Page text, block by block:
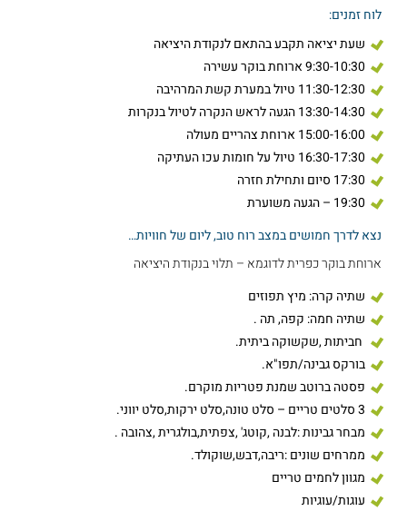
לוח זמנים:
שעת יציאה תקבע בהתאם לנקודת היציאה
9:30-10:30 ארוחת בוקר עשירה
11:30-12:30 טיול במערת קשת המרהיבה
13:30-14:30 הגעה לראש הנקרה לטיול בנקרות
15:00-16:00 ארוחת צהריים מעולה
16:30-17:30 טיול על חומות עכו העתיקה
17:30 סיום ותחילת חזרה
19:30 – הגעה משוערת
נצא לדרך חמושים במצב רוח טוב, ליום של חוויות…
ארוחת בוקר כפרית לדוגמא – תלוי בנקודת היציאה
שתיה קרה: מיץ תפוזים
שתיה חמה: קפה, תה .
חביתות ,שקשוקה ביתית.
בורקס גבינה/תפו"א.
פסטה ברוטב שמנת פטריות מוקרם.
3 סלטים טריים – סלט טונה,סלט ירקות,סלט יווני.
מבחר גבינות :לבנה ,קוטג' ,צפתית,בולגרית ,צהובה .
ממרחים שונים :ריבה,דבש,שוקולד.
מגוון לחמים טריים
עוגות/עוגיות